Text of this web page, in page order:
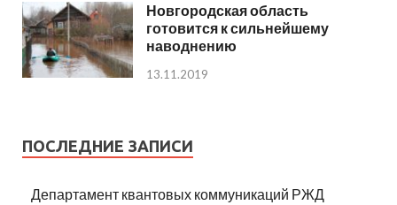
Новгородская область
готовится к сильнейшему
наводнению
13.11.2019
ПОСЛЕДНИЕ ЗАПИСИ
Департамент квантовых коммуникаций РЖД